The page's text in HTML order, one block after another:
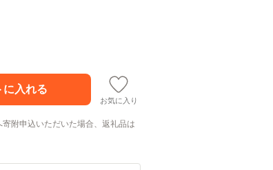
お気に入り
附申込いただいた場合、返礼品は